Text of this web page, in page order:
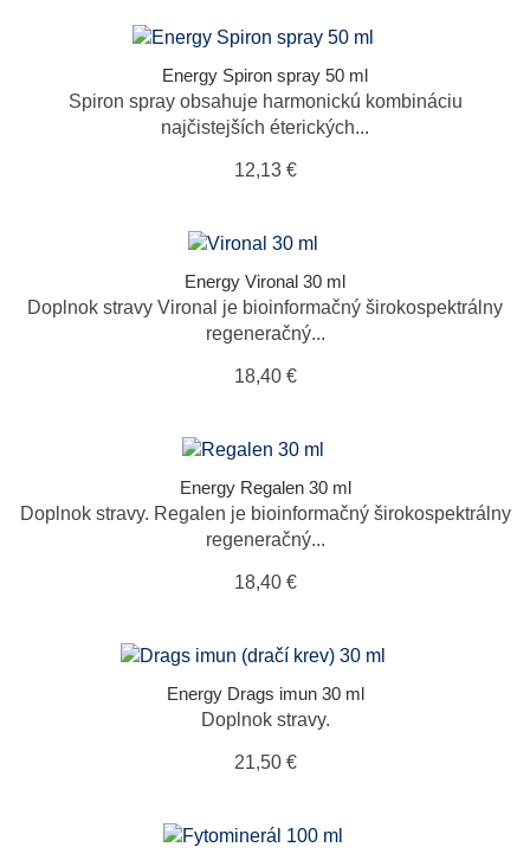
Energy Spiron spray 50 ml
Spiron spray obsahuje harmonickú kombináciu
najčistejších éterických...
12,13 €
Energy Vironal 30 ml
Doplnok stravy Vironal je bioinformačný širokospektrálny
regeneračný...
18,40 €
Energy Regalen 30 ml
Doplnok stravy. Regalen je bioinformačný širokospektrálny
regeneračný...
18,40 €
Energy Drags imun 30 ml
Doplnok stravy.
21,50 €